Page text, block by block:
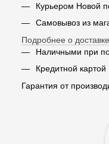
Курьером Новой
Самовывоз из
Подробнее о доставке
Наличными при
Кредитной картой
Гарантия от